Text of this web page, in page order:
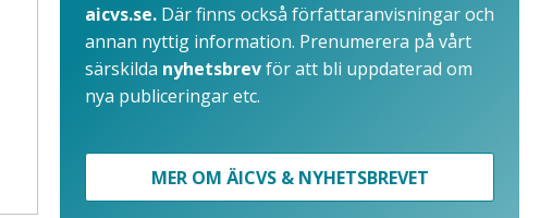
aicvs.se. Där finns också författaranvisningar och
annan nyttig information. Prenumerera på vårt
särskilda nyhetsbrevför att bli uppdaterad om
nya publiceringar etc.
MER OM ÄICVS & NYHETSBREVET